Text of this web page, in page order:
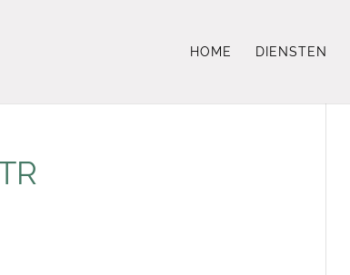
HOME DIENSTEN